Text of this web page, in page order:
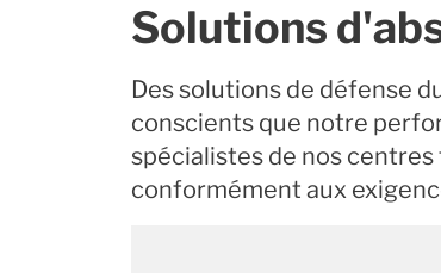
Solutions
Des solutions de défense
conscients que notre
spécialistes de nos
conformément aux